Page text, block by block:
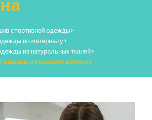
спортивной одежды>
по материалу>
из натуральных тканей>
из соевого волокна